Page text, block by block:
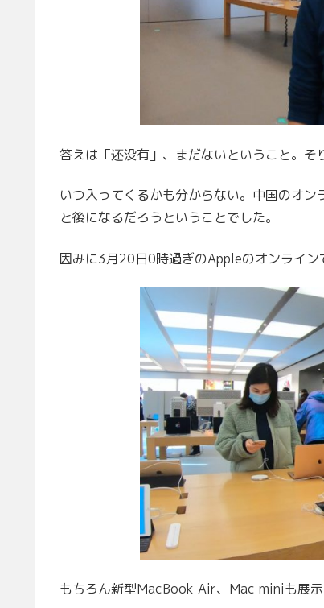
答えは「还没有」、まだないということ。そ
いつ入ってくるかも分からない。中国のオ
と後になるだろうということでした。
因みに3月20日0時過ぎのAppleのオンライン
もちろん新型MacBook Air、Mac miniも展